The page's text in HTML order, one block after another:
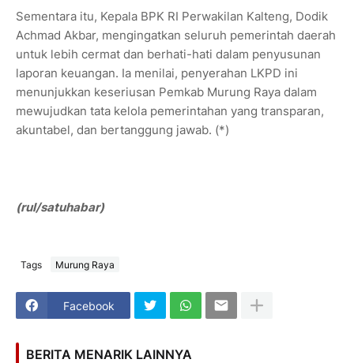
Sementara itu, Kepala BPK RI Perwakilan Kalteng, Dodik
Achmad Akbar, mengingatkan seluruh pemerintah daerah
untuk lebih cermat dan berhati-hati dalam penyusunan
laporan keuangan. Ia menilai, penyerahan LKPD ini
menunjukkan keseriusan Pemkab Murung Raya dalam
mewujudkan tata kelola pemerintahan yang transparan,
akuntabel, dan bertanggung jawab. (*)
(rul/satuhabar)
Tags Murung Raya
Facebook
BERITA MENARIK LAINNYA